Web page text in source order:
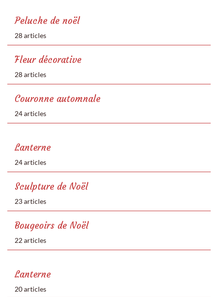
Peluche de noël
28 articles
Fleur décorative
28 articles
Couronne automnale
24 articles
Lanterne
24 articles
Sculpture de Noël
23 articles
Bougeoirs de Noël
22 articles
Lanterne
20 articles